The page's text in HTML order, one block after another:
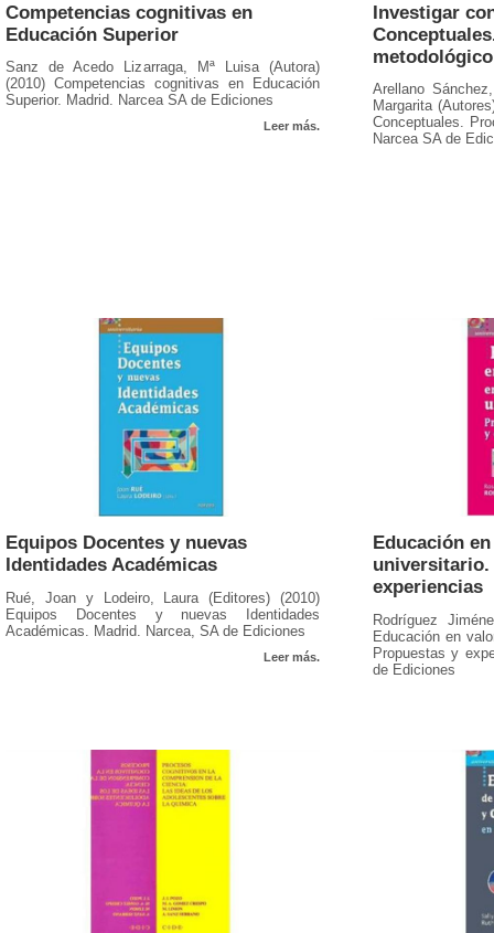
Competencias cognitivas en
Educación Superior
Sanz de Acedo Lizarraga, Mª Luisa (Autora)
(2010) Competencias cognitivas en Educación
Superior. Madrid. Narcea SA de Ediciones
Leer más.
Investigar
metodológico
Arellano
Margarita
Conceptuales.
Narcea SA de
Equipos Docentes y nuevas
Identidades Académicas
Rué, Joan y Lodeiro, Laura (Editores) (2010)
Equipos Docentes y nuevas Identidades
Académicas. Madrid. Narcea, SA de Ediciones
Leer más.
Educación
universitario.
experiencias
Rodríguez
Educación en
Propuestas y
de Ediciones